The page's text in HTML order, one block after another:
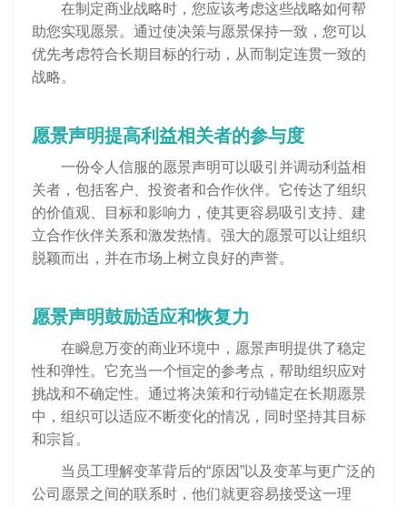
在制定商业战略时，您应该考虑这些战略如何帮
助您实现愿景。通过使决策与愿景保持一致，您可以
优先考虑符合长期目标的行动，从而制定连贯一致的
战略。
愿景声明提高利益相关者的参与度
一份令人信服的愿景声明可以吸引并调动利益相
关者，包括客户、投资者和合作伙伴。它传达了组织
的价值观、目标和影响力，使其更容易吸引支持、建
立合作伙伴关系和激发热情。强大的愿景可以让组织
脱颖而出，并在市场上树立良好的声誉。
愿景声明鼓励适应和恢复力
在瞬息万变的商业环境中，愿景声明提供了稳定
性和弹性。它充当一个恒定的参考点，帮助组织应对
挑战和不确定性。通过将决策和行动锚定在长期愿景
中，组织可以适应不断变化的情况，同时坚持其目标
和宗旨。
当员工理解变革背后的“原因”以及变革与更广泛的
公司愿景之间的联系时，他们就更容易接受这一理